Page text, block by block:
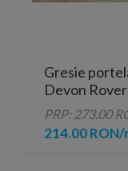
Gresie
Devon
121x30
PRP: 273.00
214.00 RON/